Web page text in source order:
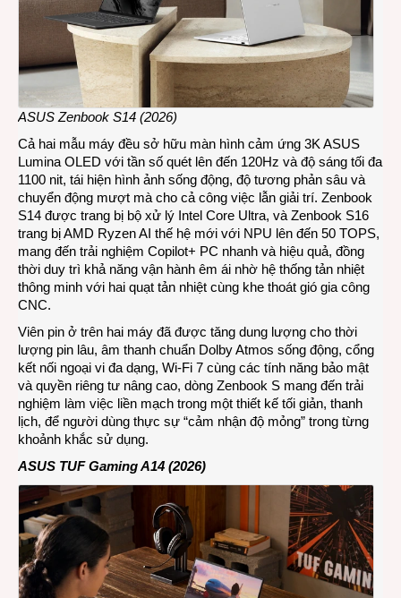
ASUS Zenbook S14 (2026)
Cả hai mẫu máy đều sở hữu màn hình cảm ứng 3K ASUS
Lumina OLED với tần số quét lên đến 120Hz và độ sáng tối đa
1100 nit, tái hiện hình ảnh sống động, độ tương phản sâu và
chuyển động mượt mà cho cả công việc lẫn giải trí. Zenbook
S14 được trang bị bộ xử lý Intel Core Ultra, và Zenbook S16
trang bị AMD Ryzen AI thế hệ mới với NPU lên đến 50 TOPS,
mang đến trải nghiệm Copilot+ PC nhanh và hiệu quả, đồng
thời duy trì khả năng vận hành êm ái nhờ hệ thống tản nhiệt
thông minh với hai quạt tản nhiệt cùng khe thoát gió gia công
CNC.
Viên pin ở trên hai máy đã được tăng dung lượng cho thời
lượng pin lâu, âm thanh chuẩn Dolby Atmos sống động, cổng
kết nối ngoại vi đa dạng, Wi-Fi 7 cùng các tính năng bảo mật
và quyền riêng tư nâng cao, dòng Zenbook S mang đến trải
nghiệm làm việc liền mạch trong một thiết kế tối giản, thanh
lịch, để người dùng thực sự “cảm nhận độ mỏng” trong từng
khoảnh khắc sử dụng.
ASUS TUF Gaming A14 (2026)